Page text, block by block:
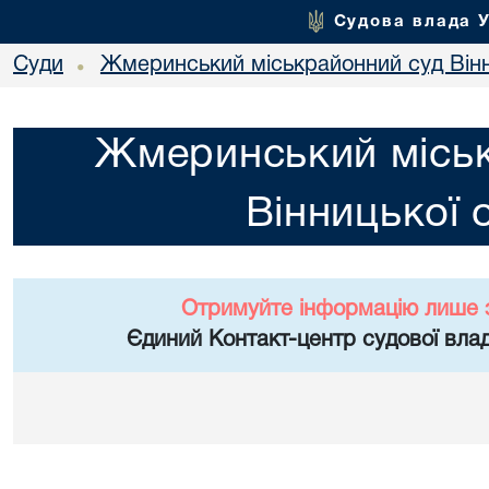
Судова влада
Суди • Жмеринський міськрайонний суд
Жмеринський
Вінницької
Отримуйте інформацію лише
Єдиний Контакт-центр судової